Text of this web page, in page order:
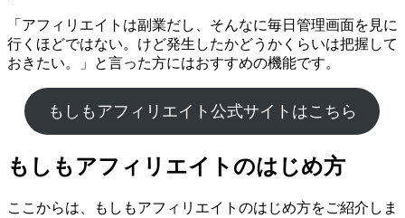
「アフィリエイトは副業だし、そんなに毎日管理画面を見に
行くほどではない。けど発生したかどうかくらいは把握して
おきたい。」と言った方にはおすすめの機能です。
もしもアフィリエイト公式サイトはこちら
もしもアフィリエイトのはじめ方
ここからは、もしもアフィリエイトのはじめ方をご紹介しま